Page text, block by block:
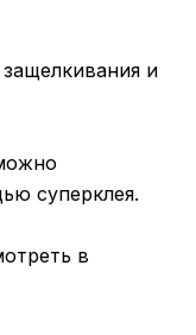
и
суперклея.
в